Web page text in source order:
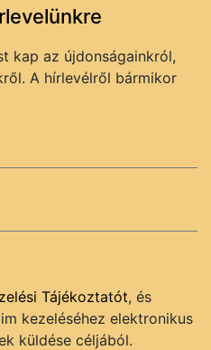
kap az újdonságainkról,
A hírlevélről bármikor
Tájékoztatót, és
kezeléséhez elektronikus
küldése céljából.